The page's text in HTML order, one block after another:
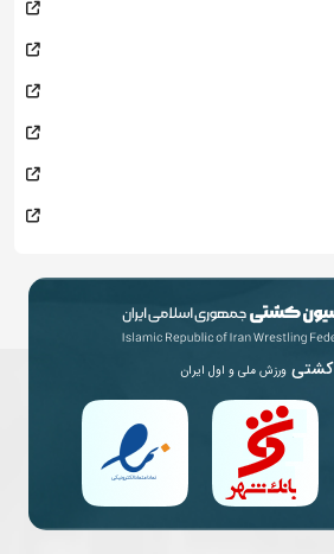
کشتی ورزش ملی و اول ایران